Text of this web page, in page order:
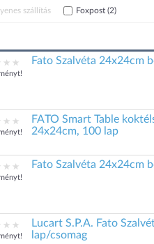
szállítás Foxpost (2)
Fato Szalvéta 24x24cm
FATO Smart Table
24x24cm, 100 lap
Fato Szalvéta 24x24cm
Lucart S.P.A. Fato
lap/csomag